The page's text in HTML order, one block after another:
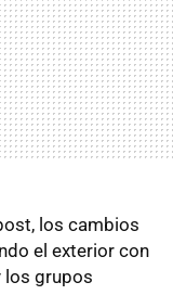
los cambios
el exterior con
los grupos